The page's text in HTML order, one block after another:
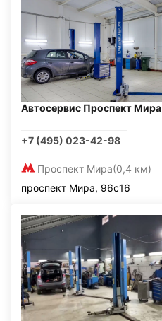
Автосервис Проспект Мира
+7 (495) 023-42-98
Проспект Мира(0,4 км)
проспект Мира, 96с16